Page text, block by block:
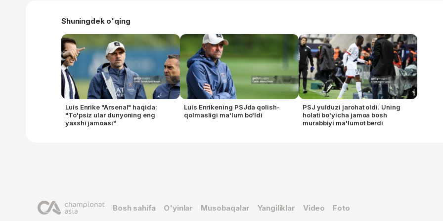
Shuningdek o'qing
Luis Enrike "Arsenal" haqida:
"To'psiz ular dunyoning eng
yaxshi jamoasi"
Luis Enrikening PSJda qolish-
qolmasligi ma'lum bo'ldi
PSJ yulduzi jarohat oldi. Uning
holati bo'yicha jamoa bosh
murabbiyi ma'lumot berdi
Bosh sahifa O'yinlar Musobaqalar Yangiliklar Video Foto